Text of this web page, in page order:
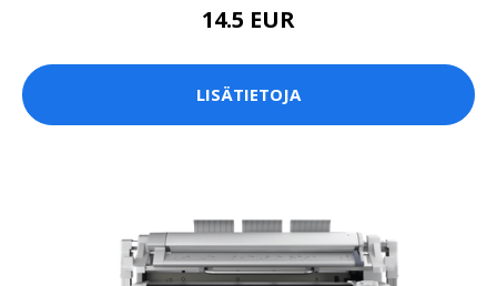
14.5 EUR
LISÄTIETOJA